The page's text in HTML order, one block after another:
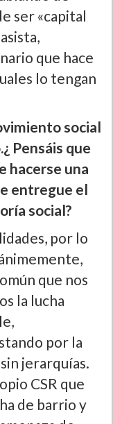
ser «capital
que hace
lo tengan
social
Pensáis que
hacerse una
entregue el
social?
por lo
que nos
la lucha
por la
jerarquí­as.
CSR que
de barrio y